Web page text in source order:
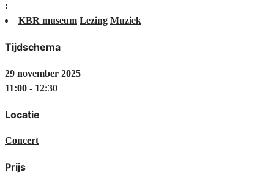
:
KBR museum Lezing Muziek
Tijdschema
29 november 2025
11:00 - 12:30
Locatie
Concert
Prijs